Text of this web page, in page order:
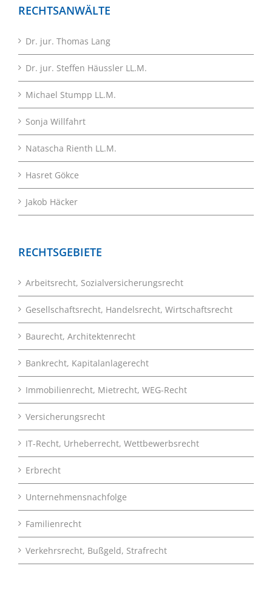
RECHTSANWÄLTE
Dr. jur. Thomas Lang
Dr. jur. Steffen Häussler LL.M.
Michael Stumpp LL.M.
Sonja Willfahrt
Natascha Rienth LL.M.
Hasret Gökce
Jakob Häcker
RECHTSGEBIETE
Arbeitsrecht, Sozialversicherungsrecht
Gesellschaftsrecht, Handelsrecht, Wirtschaftsrecht
Baurecht, Architektenrecht
Bankrecht, Kapitalanlagerecht
Immobilienrecht, Mietrecht, WEG-Recht
Versicherungsrecht
IT-Recht, Urheberrecht, Wettbewerbsrecht
Erbrecht
Unternehmensnachfolge
Familienrecht
Verkehrsrecht, Bußgeld, Strafrecht